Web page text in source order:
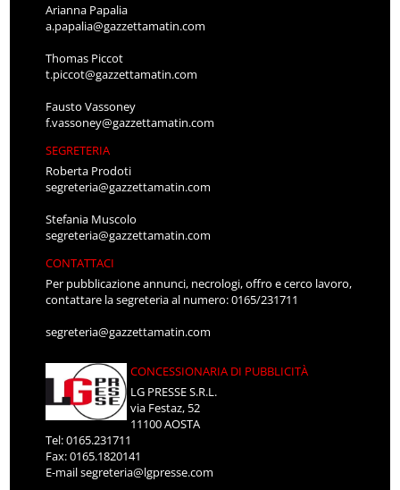
Arianna Papalia
a.papalia@gazzettamatin.com
Thomas Piccot
t.piccot@gazzettamatin.com
Fausto Vassoney
f.vassoney@gazzettamatin.com
SEGRETERIA
Roberta Prodoti
segreteria@gazzettamatin.com
Stefania Muscolo
segreteria@gazzettamatin.com
CONTATTACI
Per pubblicazione annunci, necrologi, offro e cerco lavoro,
contattare la segreteria al numero: 0165/231711
segreteria@gazzettamatin.com
CONCESSIONARIA DI PUBBLICITÀ
LG PRESSE S.R.L.
via Festaz, 52
11100 AOSTA
Tel: 0165.231711
Fax: 0165.1820141
E-mailsegreteria@lgpresse.com